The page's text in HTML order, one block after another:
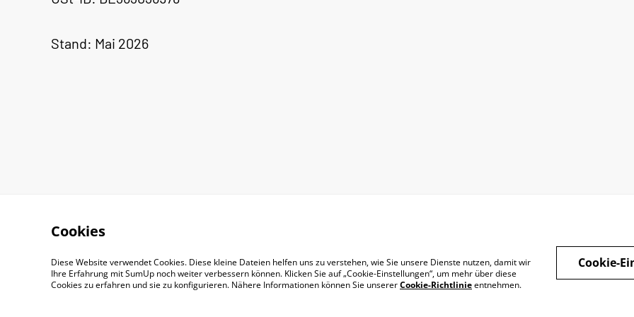
Stand: Mai 2026
Impressum Datenschutz
Cookies
Diese Website verwendet Cookies. Diese kleine Dateien helfen uns zu verstehen, wie Sie unsere Dienste nutzen, damit wir
Ihre Erfahrung mit SumUp noch weiter verbessern können. Klicken Sie auf „Cookie-Einstellungen“, um mehr über diese
Cookies zu erfahren und sie zu konfigurieren. Nähere Informationen können Sie unsererCookie-Richtlinieentnehmen.
Cookie-